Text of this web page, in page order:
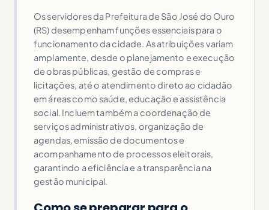
Os servidores da Prefeitura de São José do Ouro
(RS) desempenham funções essenciais para o
funcionamento da cidade. As atribuições variam
amplamente, desde o planejamento e execução
de obras públicas, gestão de compras e
licitações, até o atendimento direto ao cidadão
em áreas como saúde, educação e assistência
social. Incluem também a coordenação de
serviços administrativos, organização de
agendas, emissão de documentos e
acompanhamento de processos eleitorais,
garantindo a eficiência e a transparência na
gestão municipal.